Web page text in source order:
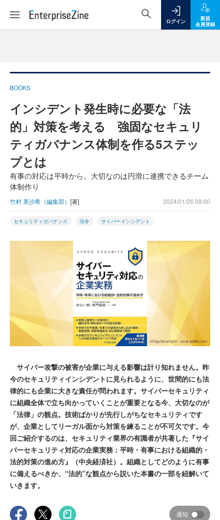
ログイン
新規
会員登録
BOOKS
インシデント発生時に必要な「法
的」対策を考える 強固なセキュリ
ティガバナンス体制を作る5ステッ
プとは
有事の対応は平時から。大切なのは円滑に連携できるチーム
体制作り
竹村 美沙希（編集部） [著] 2024/01/26 09:00
セキュリティガバナンス 法令 サイバーインシデント
サイバー攻撃の被害が企業に与える影響は計り知れません。昨
今のセキュリティインシデントに見られるように、世間的にも法
律的にも企業に大きな責任が問われます。サイバーセキュリティ
に組織全体で立ち向かっていくことが重要となる今、大切なのが
「法律」の観点。技術ばかりが先行しがちなセキュリティです
が、企業としてリーガル面から対策を練ることが不可欠です。今
回ご紹介するのは、セキュリティ業界の有識者が共著した『サイ
バーセキュリティ対応の企業実務：平時・有事における組織的・
法的対策の進め方』（中央経済社）。組織としてどのように有事
に備えるべきか、“法的”な観点から説いた本書の一部を紐解いて
いきます。
通知